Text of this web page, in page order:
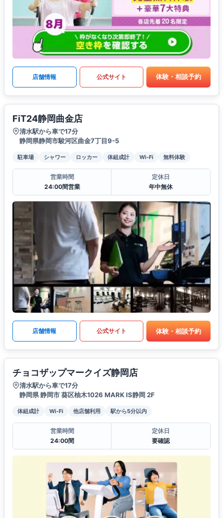
店舗情報 公式サイト 体験・相談予約
FiT24静岡曲金店
清水駅から車で17分
静岡県静岡市駿河区曲金7丁目9-5
駐車場 シャワー ロッカー 体組成計 Wi-Fi 無料体験
営業時間
24:00間営業
定休日
年中無休
店舗情報 公式サイト 体験・相談予約
チョコザップマークイズ静岡店
清水駅から車で17分
静岡県 静岡市 葵区柚木1026 MARK IS静岡 2F
体組成計 Wi-Fi 他店舗利用 駅から5分以内
営業時間
24:00間
定休日
要確認